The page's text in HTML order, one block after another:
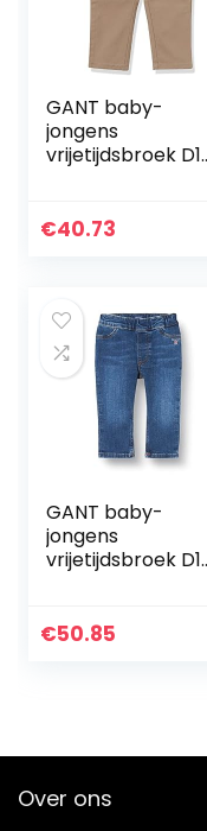
GANT baby-
jongens
vrijetijdsbroek D1.
€40.73
GANT baby-
jongens
vrijetijdsbroek D1.
€50.85
Over ons